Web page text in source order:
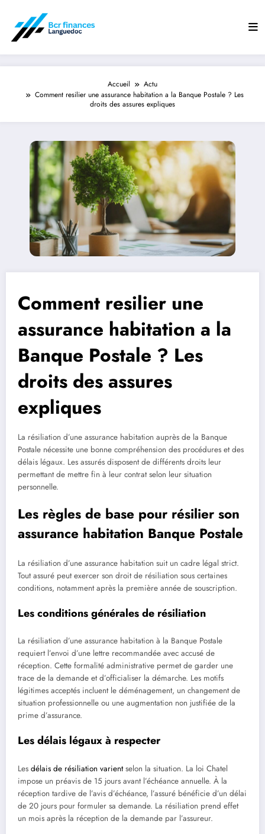
contenu
Accueil
Actu
Comment resilier une assurance habitation a la Banque Postale ? Les
droits des assures expliques
Comment resilier une
assurance habitation a la
Banque Postale ? Les
droits des assures
expliques
La résiliation d’une assurance habitation auprès de la Banque
Postale nécessite une bonne compréhension des procédures et des
délais légaux. Les assurés disposent de différents droits leur
permettant de mettre fin à leur contrat selon leur situation
personnelle.
Les règles de base pour résilier son
assurance habitation Banque Postale
La résiliation d’une assurance habitation suit un cadre légal strict.
Tout assuré peut exercer son droit de résiliation sous certaines
conditions, notamment après la première année de souscription.
Les conditions générales de résiliation
La résiliation d’une assurance habitation à la Banque Postale
requiert l’envoi d’une lettre recommandée avec accusé de
réception. Cette formalité administrative permet de garder une
trace de la demande et d’officialiser la démarche. Les motifs
légitimes acceptés incluent le déménagement, un changement de
situation professionnelle ou une augmentation non justifiée de la
prime d’assurance.
Les délais légaux à respecter
Les délais de résiliation varientselon la situation. La loi Chatel
impose un préavis de 15 jours avant l’échéance annuelle. À la
réception tardive de l’avis d’échéance, l’assuré bénéficie d’un délai
de 20 jours pour formuler sa demande. La résiliation prend effet
un mois après la réception de la demande par l’assureur.